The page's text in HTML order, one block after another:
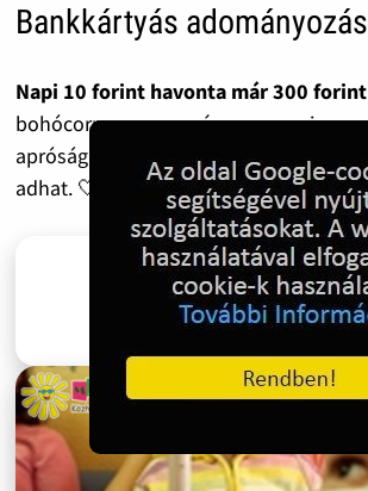
Bankkártyás adományozás
Napi 10 forint havonta már 300
bohócorr vagy egy színes ceruza is
apróság, ami egy gyermeknek mégis
adhat. 🤍 Segítenél? Hálásan